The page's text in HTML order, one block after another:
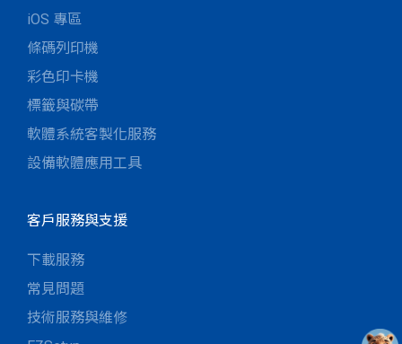
iOS 專區
條碼列印機
彩色印卡機
標籤與碳帶
軟體系統客製化服務
設備軟體應用工具
客戶服務與支援
下載服務
常見問題
技術服務與維修